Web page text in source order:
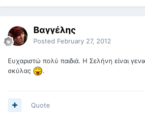
Βαγγέλης
Posted February 27, 2012
Ευχαριστώ πολύ παιδιά. Η Σελήνη είναι
σκύλας
.
Quote